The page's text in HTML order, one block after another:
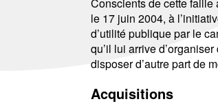
le 17 juin 2004, à
d’utilité publique par le
qu’il lui arrive
disposer d’autre part de
Acquisitions